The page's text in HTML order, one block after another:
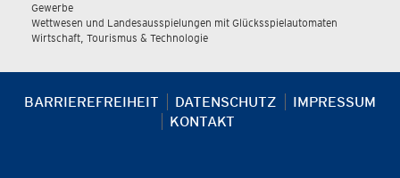
Gewerbe
Wettwesen und Landesausspielungen mit Glücksspielautomaten
Wirtschaft, Tourismus & Technologie
BARRIEREFREIHEIT DATENSCHUTZ
IMPRESSUM
KONTAKT